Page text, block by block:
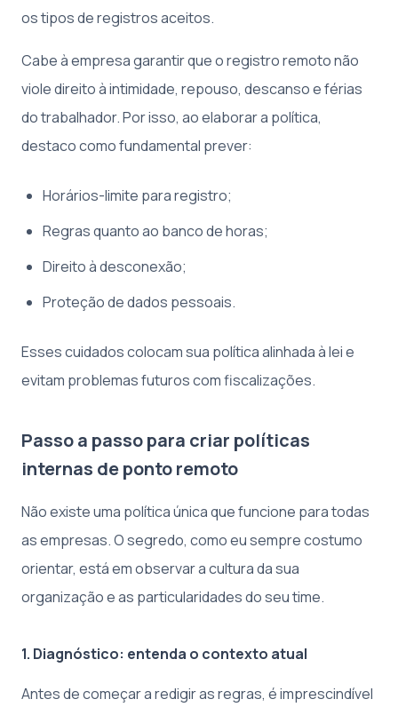
os tipos de registros aceitos.
Cabe à empresa garantir que o registro remoto não
viole direito à intimidade, repouso, descanso e férias
do trabalhador. Por isso, ao elaborar a política,
destaco como fundamental prever:
Horários-limite para registro;
Regras quanto ao banco de horas;
Direito à desconexão;
Proteção de dados pessoais.
Esses cuidados colocam sua política alinhada à lei e
evitam problemas futuros com fiscalizações.
Passo a passo para criar políticas
internas de ponto remoto
Não existe uma política única que funcione para todas
as empresas. O segredo, como eu sempre costumo
orientar, está em observar a cultura da sua
organização e as particularidades do seu time.
1. Diagnóstico: entenda o contexto atual
Antes de começar a redigir as regras, é imprescindível